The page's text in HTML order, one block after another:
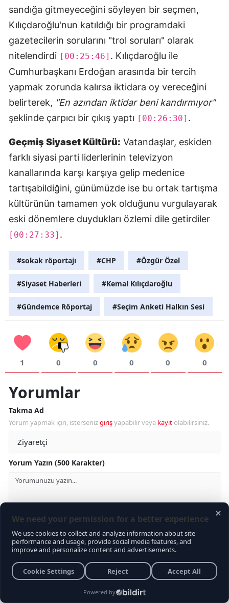
sandığa gitmeyeceğini söyleyen bir seçmen,
Kılıçdaroğlu'nun katıldığı bir programdaki
gazetecilerin sorularını "trol soruları" olarak
nitelendirdi [00:25:46] . Kılıçdaroğlu ile
Cumhurbaşkanı Erdoğan arasında bir tercih
yapmak zorunda kalırsa iktidara oy vereceğini
belirterek, "En azından iktidar beni kandırmıyor"
şeklinde çarpıcı bir çıkış yaptı [00:26:30] .
Geçmiş Siyaset Kültürü: Vatandaşlar, eskiden
farklı siyasi parti liderlerinin televizyon
kanallarında karşı karşıya gelip medenice
tartışabildiğini, günümüzde ise bu ortak tartışma
kültürünün tamamen yok olduğunu vurgulayarak
eski dönemlere duydukları özlemi dile getirdiler
[00:27:33] .
#sokak röportajı #CHP #Özgür Özel
#Siyaset Haberleri #Kemal Kılıçdaroğlu
#Gündemce Röportaj #Seçim Anketi Halkın Sesi
1 0 0 0 0 0
Yorumlar
Takma Ad
Yorum yapmak için, istersenizgirişyapabilir veya kayıt olabilirsiniz.
Yorum Yazın (500 Karakter)
GÖNDER
Yorum yazma kurallarınıokudum ve kabul ediyorum
Aşağıdaki görselde işlemin sonucu kaçtır